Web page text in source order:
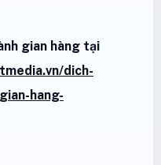
gian hàng tại
dich-
hang-